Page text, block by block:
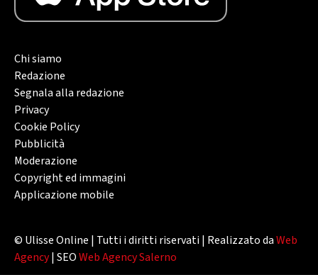
Chi siamo
Redazione
Segnala alla redazione
Privacy
Cookie Policy
Pubblicità
Moderazione
Copyright ed immagini
Applicazione mobile
© Ulisse Online | Tutti i diritti riservati | Realizzato daWeb
Agency| SEOWeb Agency Salerno